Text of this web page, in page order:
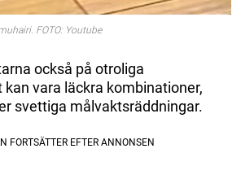
FOTO: Youtube
också på otroliga
vara läckra kombinationer,
svettiga målvaktsräddningar.